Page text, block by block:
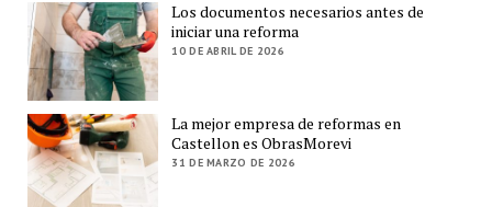
Los documentos necesarios antes de
iniciar una reforma
10 DE ABRIL DE 2026
La mejor empresa de reformas en
Castellon es ObrasMorevi
31 DE MARZO DE 2026